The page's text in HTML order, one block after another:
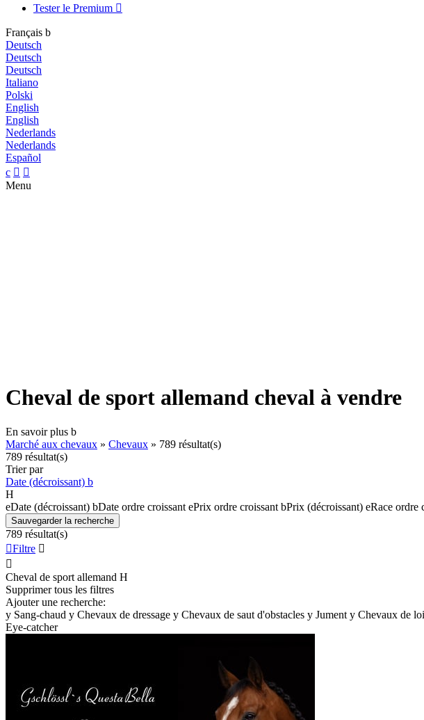
Tester le Premium 
Français b
Deutsch
Deutsch
Deutsch
Italiano
Polski
English
English
Nederlands
Nederlands
Español
c  
Menu
Cheval de sport allemand cheval à vendre
En savoir plus b
Marché aux chevaux » Chevaux » 789 résultat(s)
789 résultat(s)
Trier par
Date (décroissant) b
H
eDate (décroissant) bDate ordre croissant ePrix ordre croissant bPrix (décroissant) eRace ordre
Sauvegarder la recherche
789 résultat(s)
Filtre 

Cheval de sport allemand H
Supprimer tous les filtres
Ajouter une recherche:
y Sang-chaud y Chevaux de dressage y Chevaux de saut d'obstacles y Jument y Chevaux de
Eye-catcher